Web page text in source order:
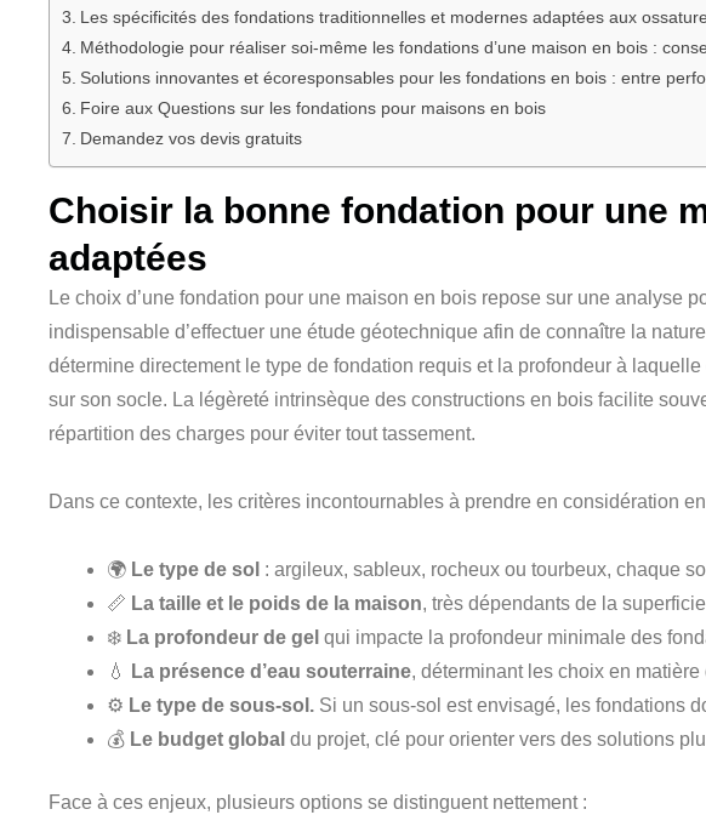
Les spécificités des fondations traditionnelles et modernes adaptées aux
Méthodologie pour réaliser soi-même les fondations d’une maison en bois :
Solutions innovantes et écoresponsables pour les fondations en bois : entre
Foire aux Questions sur les fondations pour maisons en bois
Demandez vos devis gratuits
Choisir la bonne fondation pour une
adaptées
Le choix d’une fondation pour une maison en bois repose sur une analyse
indispensable d’effectuer une étude géotechnique afin de connaître la
détermine directement le type de fondation requis et la profondeur à
sur son socle. La légèreté intrinsèque des constructions en bois facilite
répartition des charges pour éviter tout tassement.
Dans ce contexte, les critères incontournables à prendre en considération
🌍 Le type de sol : argileux, sableux, rocheux ou tourbeux, chaque
📏 La taille et le poids de la maison, très dépendants de la
❄️ La profondeur de gel qui impacte la profondeur minimale des
💧
La présence d’eau souterraine, déterminant les choix en matière
⚙️ Le type de sous-sol. Si un sous-sol est envisagé, les fondations
💰 Le budget global du projet, clé pour orienter vers des solutions
Face à ces enjeux, plusieurs options se distinguent nettement :